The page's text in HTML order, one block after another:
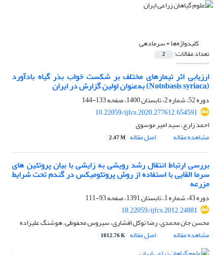
کلیدواژه‌ها =سرمادهی
تعداد مقالات: 2
ارزیابی اثر تیمارهای مختلف بر شکست خواب بذر گیاه بادآورد
(Notobasis syriaca) به‌عنوان اولین گزارش در ایران
دوره 52، شماره 2، تابستان 1400، صفحه
133-144
10.22059/ijfcs.2020.277612.654591
احمد زارع، سید امیر موسوی
مشاهده مقاله
اصل مقاله 2.47 M
بررسی ارتباط انتقال رشد رویشی به زایشی با بیان پروتئین های
سرما القایی با استفاده از روش پروتئومیکس در گندم تحت شرایط
مزرعه
دوره 43، شماره 1، تابستان 1391، صفحه
93-111
10.22059/ijfcs.2012.24881
محسن جان محمدی، رضا توکل افشاری، سیروس محفوظی، هوشنگ علیزاده
مشاهده مقاله
اصل مقاله 1012.76 K